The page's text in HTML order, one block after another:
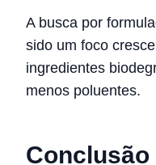
A busca por
sido um foco
ingredientes
menos poluentes.
Conclusão